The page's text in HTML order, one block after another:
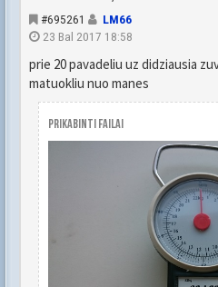
#695261
LM66
23 Bal 2017 18:58
prie 20 pavadeliu uz didziausia
matuokliu nuo manes
Prikabinti failai